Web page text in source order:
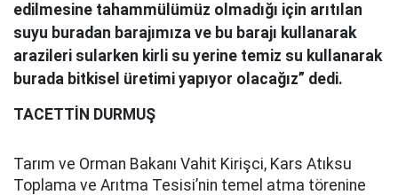
edilmesine tahammülümüz olmadığı için arıtılan
suyu buradan barajımıza ve bu barajı kullanarak
arazileri sularken kirli su yerine temiz su kullanarak
burada bitkisel üretimi yapıyor olacağız” dedi.
TACETTİN DURMUŞ
Tarım ve Orman Bakanı Vahit Kirişci, Kars Atıksu
Toplama ve Arıtma Tesisi’nin temel atma törenine